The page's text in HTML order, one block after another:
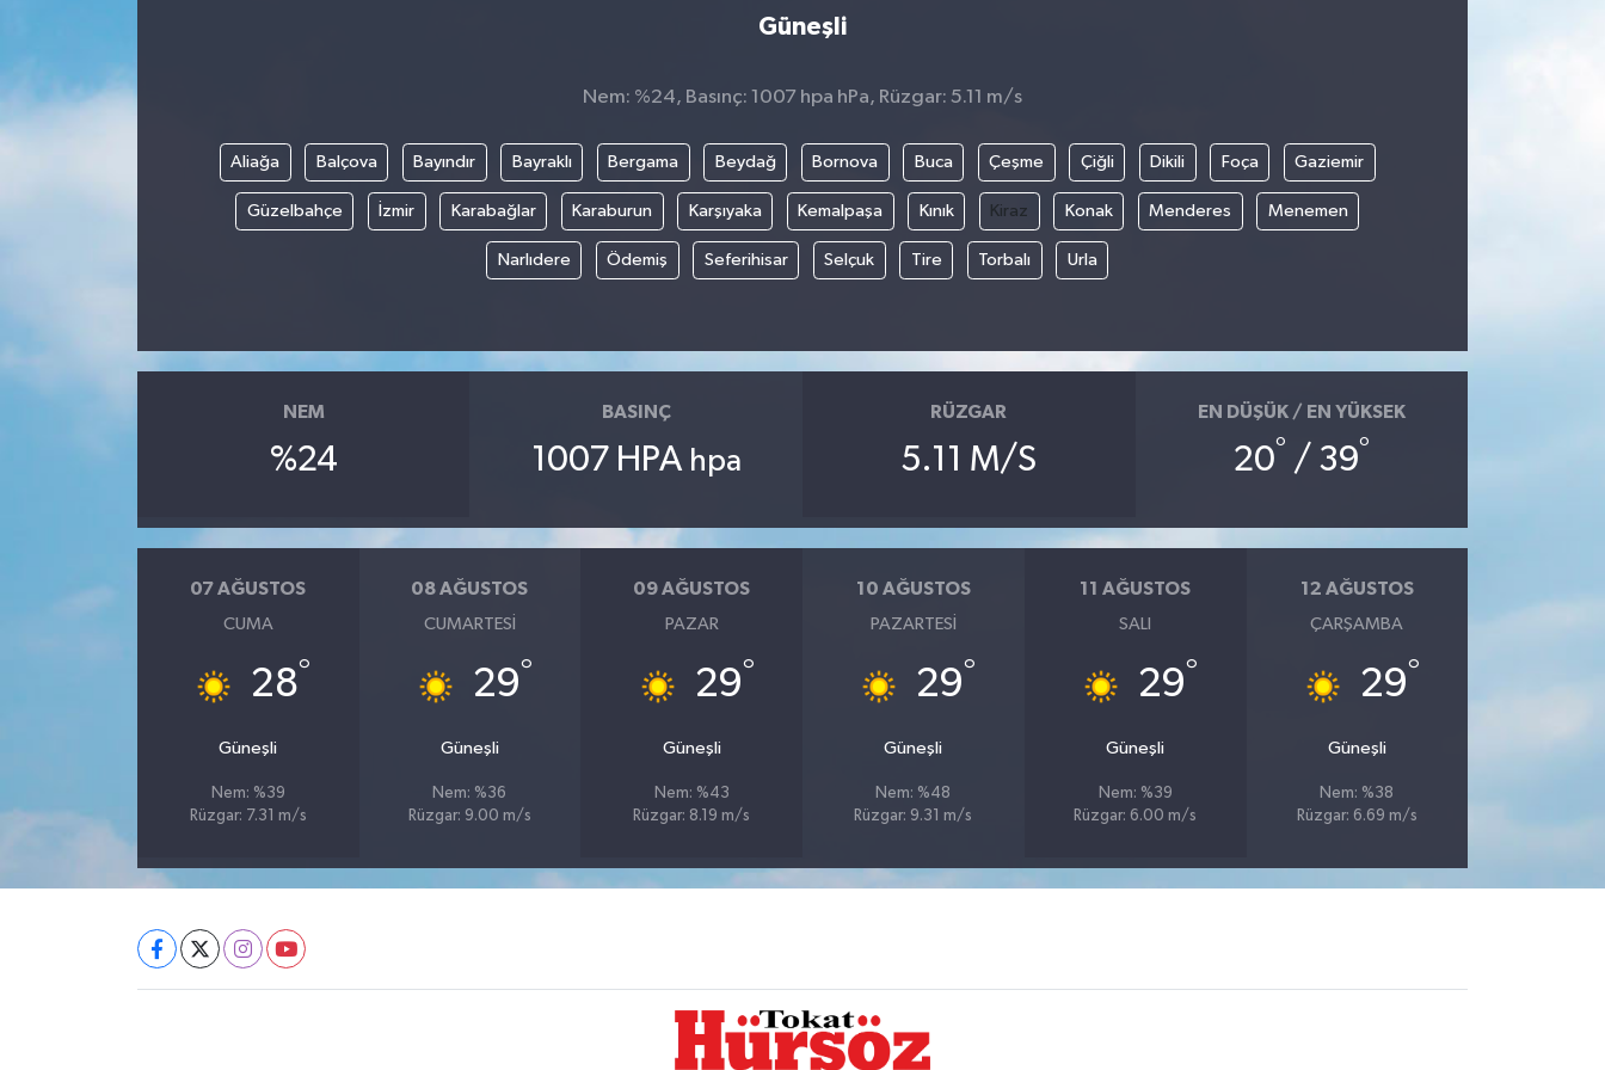
Güneşli
Nem: %24, Basınç: 1007 hpa hPa, Rüzgar: 5.11 m/s
Aliağa Balçova Bayındır Bayraklı Bergama Beydağ Bornova Buca Çeşme Çiğli Dikili Foça Gaziemir
Güzelbahçe İzmir Karabağlar Karaburun Karşıyaka Kemalpaşa Kınık Kiraz Konak Menderes Menemen
Narlıdere Ödemiş Seferihisar Selçuk Tire Torbalı Urla
NEM
%24
BASINÇ
1007 HPA hpa
RÜZGAR
5.11 M/S
EN DÜŞÜK / EN YÜKSEK
20° / 39°
07 AĞUSTOS
CUMA
28°
Güneşli
Nem: %39
Rüzgar: 7.31 m/s
08 AĞUSTOS
CUMARTESI
29°
Güneşli
Nem: %36
Rüzgar: 9.00 m/s
09 AĞUSTOS
PAZAR
29°
Güneşli
Nem: %43
Rüzgar: 8.19 m/s
10 AĞUSTOS
PAZARTESI
29°
Güneşli
Nem: %48
Rüzgar: 9.31 m/s
11 AĞUSTOS
SALI
29°
Güneşli
Nem: %39
Rüzgar: 6.00 m/s
12 AĞUSTOS
ÇARŞAMBA
29°
Güneşli
Nem: %38
Rüzgar: 6.69 m/s
Sağlık